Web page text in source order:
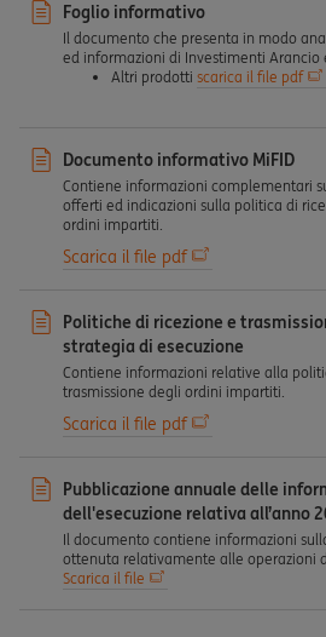
Foglio informativo
Il documento che presenta in modo
ed informazioni di Investimenti Arancio
Altri prodotti scarica il file pdf
Documento informativo MiFID
Contiene informazioni complementari
offerti ed indicazioni sulla politica di
ordini impartiti.
Scarica il file pdf
Politiche di ricezione e
strategia di esecuzione
Contiene informazioni relative alla
trasmissione degli ordini impartiti.
Scarica il file pdf
Pubblicazione annuale delle
dell'esecuzione relativa all’anno
Il documento contiene informazioni
ottenuta relativamente alle operazioni
Scarica il file